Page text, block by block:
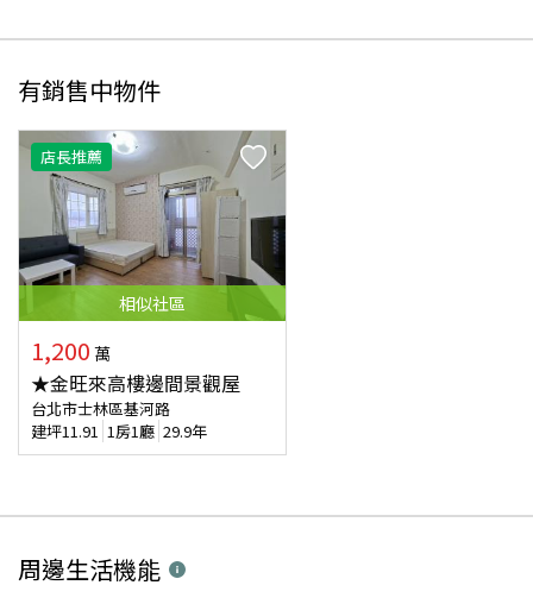
有銷售中物件
店長推薦
相似社區
1,200 萬
★金旺來高樓邊間景觀屋
台北市士林區基河路
建坪11.91 1房1廳 29.9年
周邊生活機能